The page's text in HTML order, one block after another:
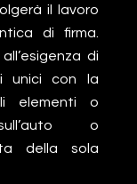
il lavoro
di firma.
di
unici con la
elementi o
o
della sola